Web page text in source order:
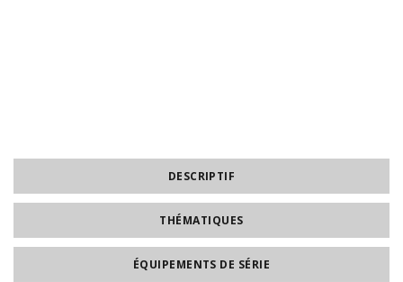
DESCRIPTIF
THÉMATIQUES
ÉQUIPEMENTS DE SÉRIE